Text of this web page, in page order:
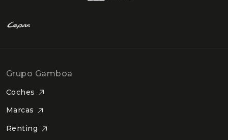
Grupo Gamboa
Coches
Marcas
Renting